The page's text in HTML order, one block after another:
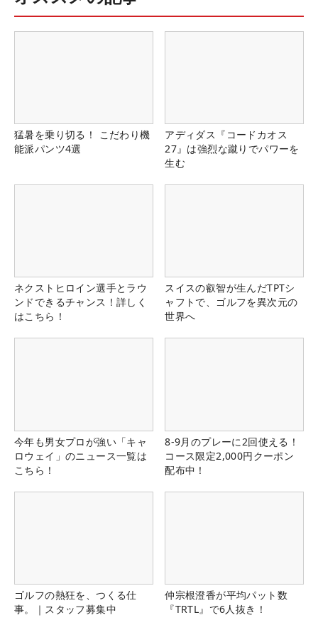
猛暑を乗り切る！ こだわり機
能派パンツ4選
アディダス『コードカオス
27』は強烈な蹴りでパワーを
生む
ネクストヒロイン選手とラウ
ンドできるチャンス！詳しく
はこちら！
スイスの叡智が生んだTPTシ
ャフトで、ゴルフを異次元の
世界へ
今年も男女プロが強い「キャ
ロウェイ」のニュース一覧は
こちら！
8-9月のプレーに2回使える！
コース限定2,000円クーポン
配布中！
ゴルフの熱狂を、つくる仕
事。｜スタッフ募集中
仲宗根澄香が平均パット数
『TRTL』で6人抜き！